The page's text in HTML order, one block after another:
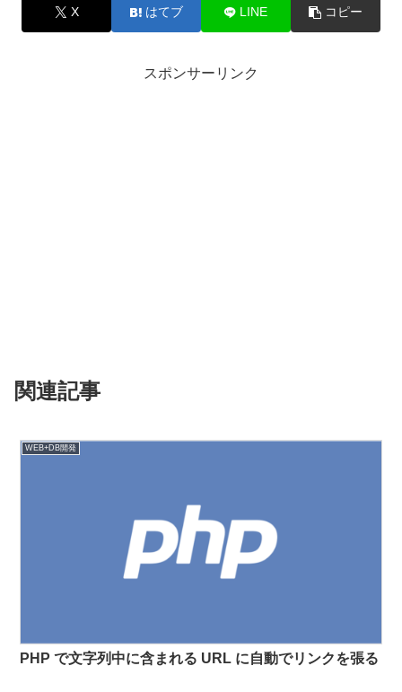
X はてブ LINE コピー
スポンサーリンク
関連記事
WEB+DB開発
PHP で文字列中に含まれる URL に自動でリンクを張る